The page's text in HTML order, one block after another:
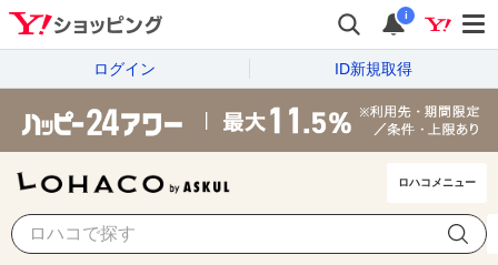
i
ログイン ID新規取得
ロハコメニュー